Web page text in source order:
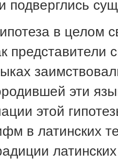
в целом
представители
эти
этой
в латинских